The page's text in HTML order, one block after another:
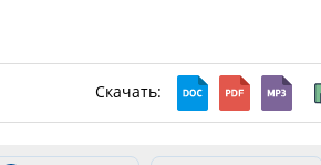
Скачать: